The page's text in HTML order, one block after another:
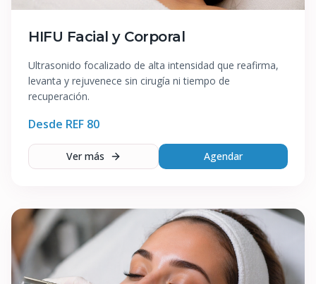
HIFU Facial y Corporal
Ultrasonido focalizado de alta intensidad que reafirma,
levanta y rejuvenece sin cirugía ni tiempo de
recuperación.
Desde REF 80
Ver más Agendar